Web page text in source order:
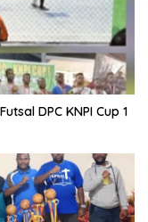
DPC KNPI Cup 1